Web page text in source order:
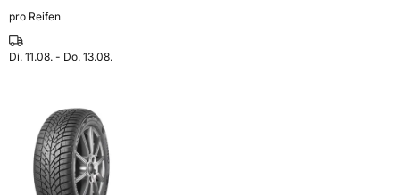
pro Reifen
Di. 11.08. - Do. 13.08.